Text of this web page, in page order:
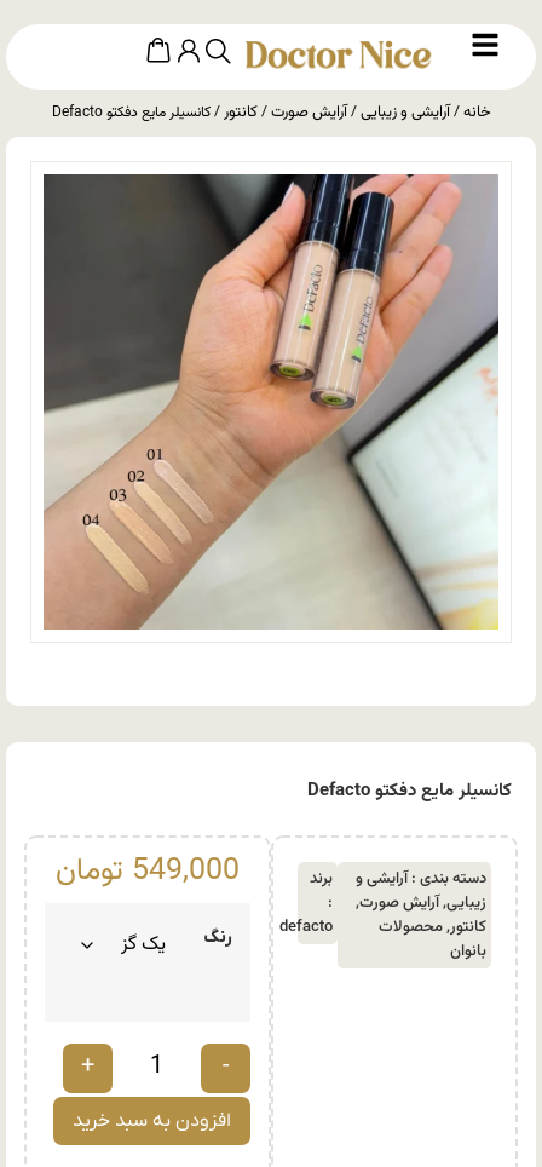
خانه/آرایشی و زیبایی/آرایش صورت/کانتور/ کانسیلر مایع دفکتو Defacto
کانسیلر مایع دفکتو Defacto
دسته بندی :آرایشی و
زیبایی,آرایش صورت,
کانتور,محصولات
بانوان
برند
:
defacto
549,000 تومان
رنگ
-
+
افزودن به سبد خرید